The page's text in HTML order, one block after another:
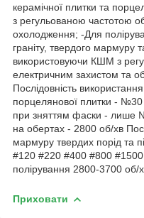
керамічної плитки та
з регульованою частотою
охолодження; -Для
граніту, твердого мармуру
використовуючи КШМ з
електричним захистом та
Послідовність
порцелянової плитки -
при зняттям фаски - лише
на обертах - 2800 об/хв
мармуру твердих порід та
#120 #220 #400 #800
полірування 2800-3700 об/
Приховати